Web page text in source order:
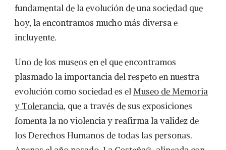
fundamental de la evolución de una sociedad que
hoy, la encontramos mucho más diversa e
incluyente.
Uno de los museos en el que encontramos
plasmado la importancia del respeto en nuestra
evolución como sociedad es elMuseo de Memoria
y Tolerancia, que a través de sus exposiciones
fomenta la no violencia y reafirma la validez de
los Derechos Humanos de todas las personas.